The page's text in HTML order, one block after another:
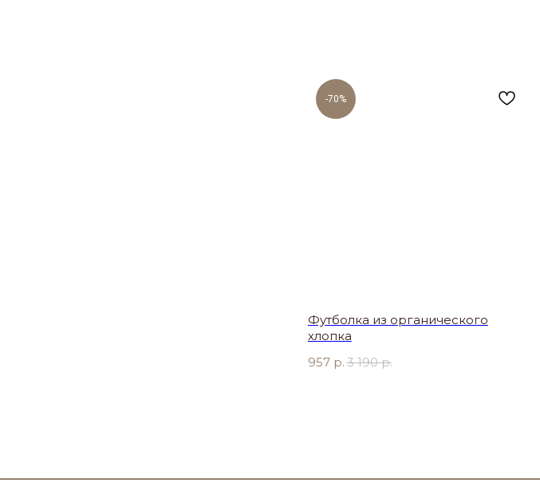
-70%
Футболка из органического
хлопка
957 р. 3 190 р.